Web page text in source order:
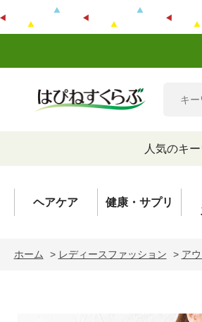
人気のキー
ヘアケア 健康・サプリ
ホーム > レディースファッション > ア